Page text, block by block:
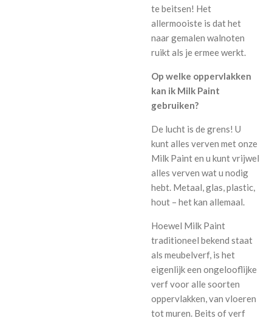
te beitsen! Het
allermooiste is dat het
naar gemalen walnoten
ruikt als je ermee werkt.
Op welke oppervlakken
kan ik Milk Paint
gebruiken?
De lucht is de grens! U
kunt alles verven met onze
Milk Paint en u kunt vrijwel
alles verven wat u nodig
hebt. Metaal, glas, plastic,
hout – het kan allemaal.
Hoewel Milk Paint
traditioneel bekend staat
als meubelverf, is het
eigenlijk een ongelooflijke
verf voor alle soorten
oppervlakken, van vloeren
tot muren. Beits of verf